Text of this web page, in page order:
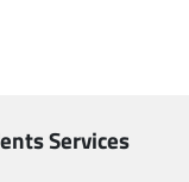
Services